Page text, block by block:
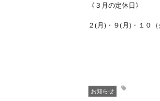
《３月の定休日》
２(月)・９(月)・１０
お知らせ